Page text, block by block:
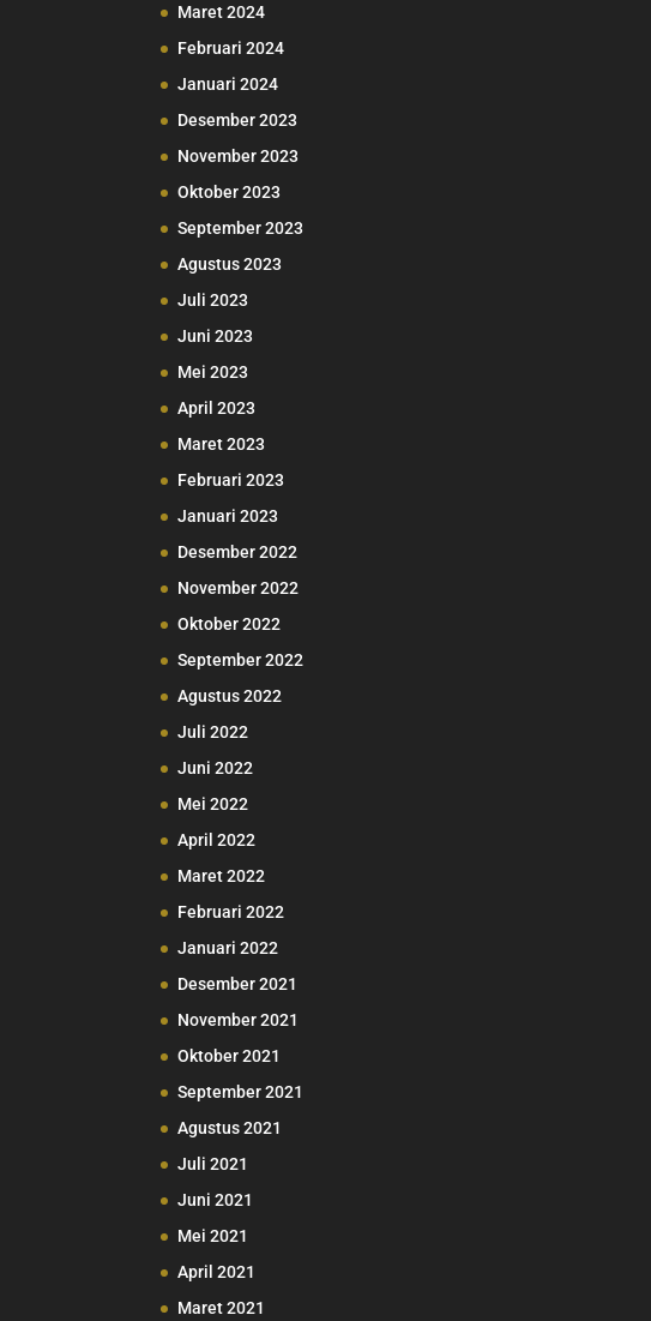
Maret 2024
Februari 2024
Januari 2024
Desember 2023
November 2023
Oktober 2023
September 2023
Agustus 2023
Juli 2023
Juni 2023
Mei 2023
April 2023
Maret 2023
Februari 2023
Januari 2023
Desember 2022
November 2022
Oktober 2022
September 2022
Agustus 2022
Juli 2022
Juni 2022
Mei 2022
April 2022
Maret 2022
Februari 2022
Januari 2022
Desember 2021
November 2021
Oktober 2021
September 2021
Agustus 2021
Juli 2021
Juni 2021
Mei 2021
April 2021
Maret 2021